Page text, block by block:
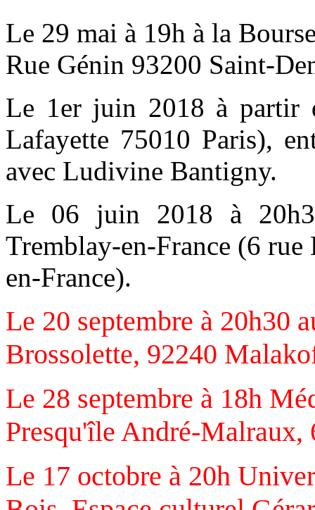
Le 29 mai à 19h à la
Rue Génin 93200 Saint-
Le 1er juin 2018 à partir
Lafayette 75010 Paris),
avec Ludivine Bantigny.
Le 06 juin 2018 à
Tremblay-en-France (6
en-France).
Le 20 septembre à 20h30
Brossolette, 92240
Le 28 septembre à 18h
Presqu'île André-Malraux,
Le 17 octobre à 20h